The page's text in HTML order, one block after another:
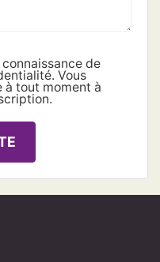
de
Vous
à tout moment à